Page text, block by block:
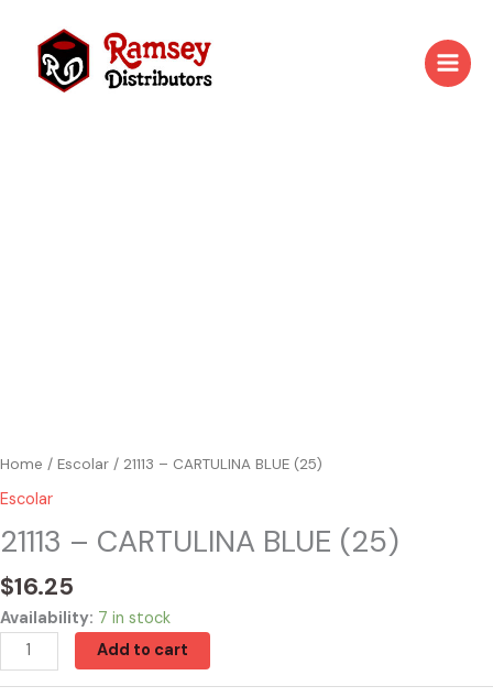
content
Home / Escolar / 21113 – CARTULINA BLUE (25)
Escolar
21113 – CARTULINA BLUE (25)
$16.25
Availability: 7 in stock
Add to cart